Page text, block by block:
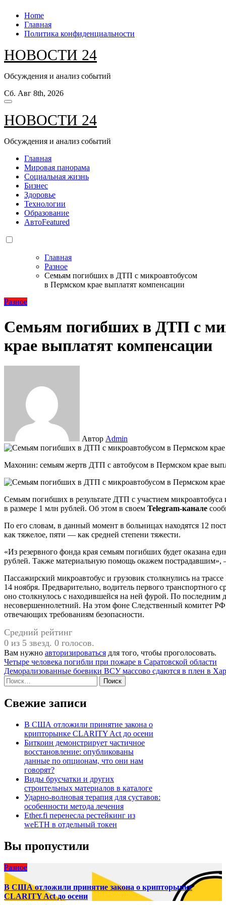
Перейти
содержанию
Home
Главная
Политика конфиденциальности
НОВОСТИ 24
Обсуждения и анализ событий
Сб. Авг 8th, 2026
НОВОСТИ 24
Обсуждения и анализ событий
Главная
Мировая панорама
Социальная жизнь
Бизнес
Здоровье
Технологии
Образование
АвтоFeatured
Главная
Разное
Семьям погибших в ДТП с микроавтобусом
в Пермском крае выплатят компенсации
Разное
Семьям погибших в ДТП с
крае выплатят компенсации
Автор Admin
Махонин: семьям жертв ДТП с автобусом в Пермском крае
Семьям погибших в результате ДТП с участием
в размере 1 млн рублей. Об этом в своем Telegram-канале
По его словам, в данный момент в больницах находятся 12
как тяжелое, пяти — как средней степени тяжести.
«Из резервного фонда края семьям погибших будет оказана
рублей. Также материальную помощь окажем
Пассажирский микроавтобус и грузовик столкнулись на
14 ноября. Предварительно, водитель первого транспортного
оно столкнулось с находившейся на ней фурой. По
несовершеннолетний. На этом фоне Следственный комитет
отвечающих требованиям безопасности.
Средний рейтинг
0 из 5 звезд. 0 голосов.
Вам нужно авторизироваться для того, чтобы проголосовать.
Навигация
по
записям
Четыре человека погибли при пожаре в Саратовской области
Деморализованные боевики ВСУ массово сдаются в плен в
Найти:
Свежие записи
В США отложили принятие закона о
крипторынке CLARITY Act до осени
Биткоин демонстрирует частичное
восстановление: опубликованы
данные по опционам, что они нам
говорят?
Виды брусчатки и других
строительных материалов в каталоге
Ударно-волновая терапия для суставов:
особенности метода лечения
Ether.fi перенесла рестейкинг из
weETH в отдельный токен
Вы пропустили
Разное
В США отложили принятие закона о крипторынке
CLARITY Act до осени